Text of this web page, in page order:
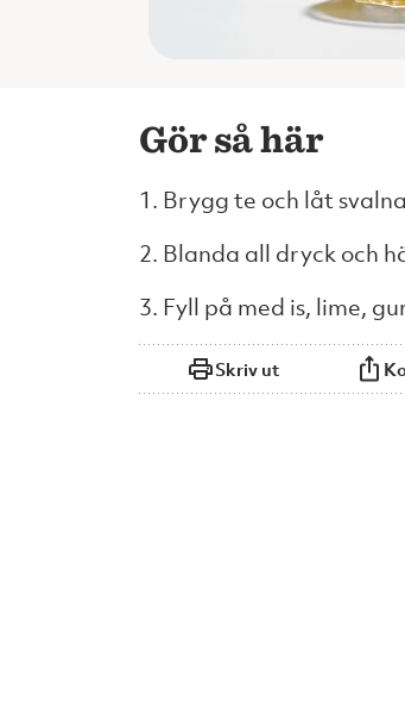
Gör så här
1. Brygg te och låt
2. Blanda all dryck och
3. Fyll på med is, lime,
Skriv ut